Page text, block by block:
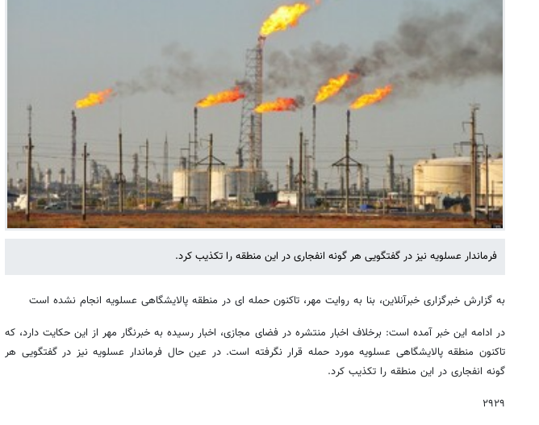
فرماندار عسلویه نیز در گفتگویی هر گونه انفجاری در این منطقه را تکذیب کرد.
به گزارش خبرگزاری خبرآنلاین، بنا به روایت مهر، تاکنون حمله ای در منطقه پالایشگاهی عسلویه انجام نشده است
در ادامه این خبر آمده است: برخلاف اخبار منتشره در فضای مجازی، اخبار رسیده به خبرنگار مهر از این حکایت دارد، که
تاکنون منطقه پالایشگاهی عسلویه مورد حمله قرار نگرفته است. در عین حال فرماندار عسلویه نیز در گفتگویی هر
گونه انفجاری در این منطقه را تکذیب کرد.
۲۹۲۹